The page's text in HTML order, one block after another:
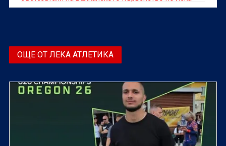
атлетика за мъже и жени, което ще се проведе на
ОЩЕ ОТ ЛЕКА АТЛЕТИКА